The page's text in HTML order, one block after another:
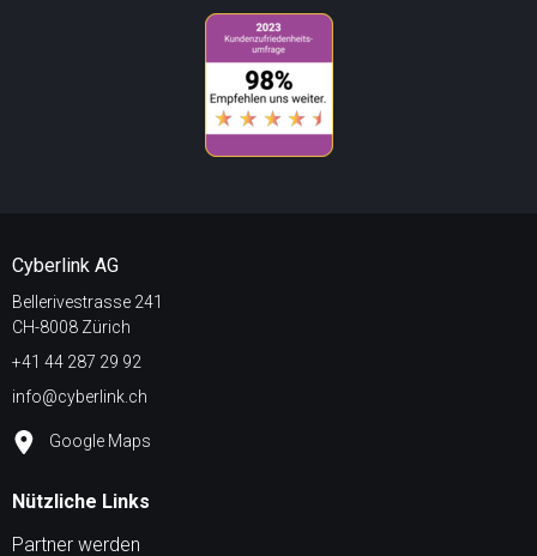
Cyberlink AG
Bellerivestrasse 241
CH-8008 Zürich
+41 44 287 29 92
info@cyberlink.ch
Google Maps
Nützliche Links
Partner werden